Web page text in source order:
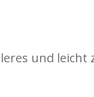
und leicht